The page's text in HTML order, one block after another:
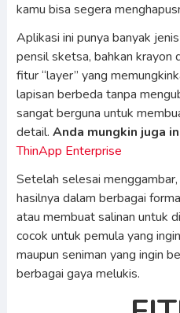
kamu bisa segera
Aplikasi ini punya banyak
pensil sketsa, bahkan krayon
fitur “layer” yang
lapisan berbeda tanpa
sangat berguna untuk
detail. Anda mungkin juga
ThinApp Enterprise
Setelah selesai
hasilnya dalam berbagai
atau membuat salinan untuk
cocok untuk pemula yang
maupun seniman yang ingin
berbagai gaya melukis.